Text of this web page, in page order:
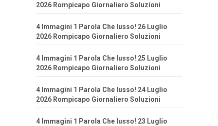
2026 Rompicapo Giornaliero Soluzioni
4 Immagini 1 Parola Che lusso! 26 Luglio
2026 Rompicapo Giornaliero Soluzioni
4 Immagini 1 Parola Che lusso! 25 Luglio
2026 Rompicapo Giornaliero Soluzioni
4 Immagini 1 Parola Che lusso! 24 Luglio
2026 Rompicapo Giornaliero Soluzioni
4 Immagini 1 Parola Che lusso! 23 Luglio